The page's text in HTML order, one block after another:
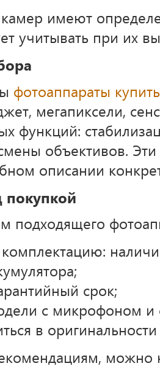
камер имеют
учитывать при их
фотоаппараты
мегапиксели,
функций:
объективов.
описании
покупкой
подходящего
срок;
с микрофоном и
в
можно